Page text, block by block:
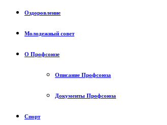
Оздоровление
Молодежный совет
О Профсоюзе
Описание Профсоюза
Документы Профсоюза
Спорт